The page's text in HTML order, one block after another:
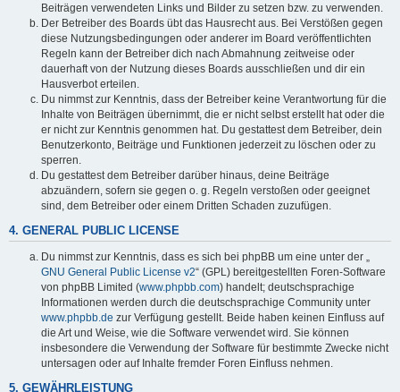
Beiträgen verwendeten Links und Bilder zu setzen bzw. zu verwenden.
Der Betreiber des Boards übt das Hausrecht aus. Bei Verstößen gegen
diese Nutzungsbedingungen oder anderer im Board veröffentlichten
Regeln kann der Betreiber dich nach Abmahnung zeitweise oder
dauerhaft von der Nutzung dieses Boards ausschließen und dir ein
Hausverbot erteilen.
Du nimmst zur Kenntnis, dass der Betreiber keine Verantwortung für die
Inhalte von Beiträgen übernimmt, die er nicht selbst erstellt hat oder die
er nicht zur Kenntnis genommen hat. Du gestattest dem Betreiber, dein
Benutzerkonto, Beiträge und Funktionen jederzeit zu löschen oder zu
sperren.
Du gestattest dem Betreiber darüber hinaus, deine Beiträge
abzuändern, sofern sie gegen o. g. Regeln verstoßen oder geeignet
sind, dem Betreiber oder einem Dritten Schaden zuzufügen.
4. GENERAL PUBLIC LICENSE
Du nimmst zur Kenntnis, dass es sich bei phpBB um eine unter der „
GNU General Public License v2“ (GPL) bereitgestellten Foren-Software
von phpBB Limited (www.phpbb.com) handelt; deutschsprachige
Informationen werden durch die deutschsprachige Community unter
www.phpbb.de zur Verfügung gestellt. Beide haben keinen Einfluss auf
die Art und Weise, wie die Software verwendet wird. Sie können
insbesondere die Verwendung der Software für bestimmte Zwecke nicht
untersagen oder auf Inhalte fremder Foren Einfluss nehmen.
5. GEWÄHRLEISTUNG